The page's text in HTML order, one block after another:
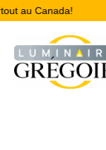
au Canada!